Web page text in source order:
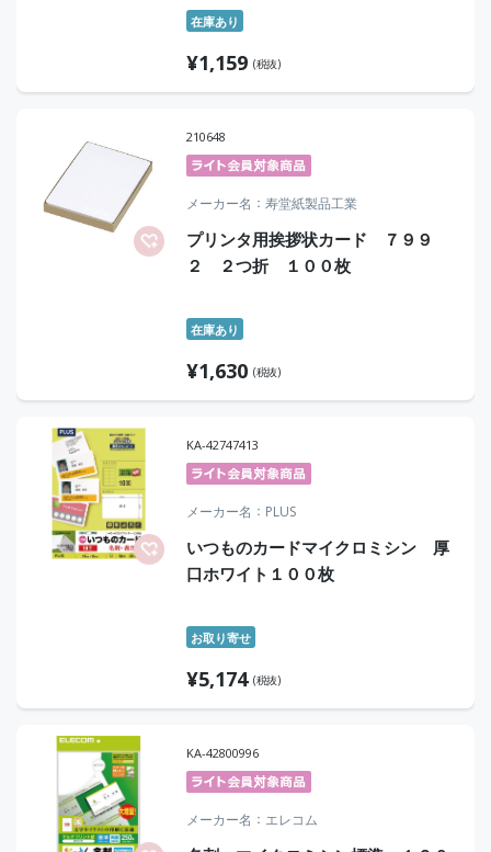
在庫あり
¥1,159 (税抜)
210648
メーカー名 寿堂紙製品工業
プリンタ用挨拶状カード ７９９
２ ２つ折 １００枚
在庫あり
¥1,630 (税抜)
KA-42747413
メーカー名 PLUS
いつものカードマイクロミシン 厚
口ホワイト１００枚
お取り寄せ
¥5,174 (税抜)
KA-42800996
メーカー名 エレコム